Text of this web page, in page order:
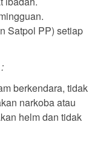
Satpol PP) setiap
berkendara, tidak
narkoba atau
helm dan tidak